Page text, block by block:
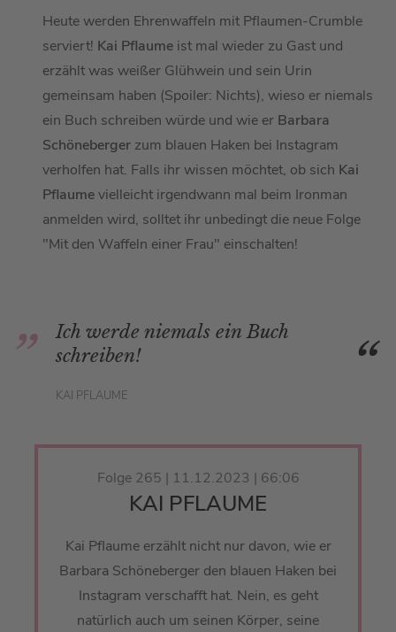
Heute werden Ehrenwaffeln mit Pflaumen-Crumble
serviert! Kai Pflaume ist mal wieder zu Gast und
erzählt was weißer Glühwein und sein Urin
gemeinsam haben (Spoiler: Nichts), wieso er niemals
ein Buch schreiben würde und wie er Barbara
Schöneberger zum blauen Haken bei Instagram
verholfen hat. Falls ihr wissen möchtet, ob sich Kai
Pflaumevielleicht irgendwann mal beim Ironman
anmelden wird, solltet ihr unbedingt die neue Folge
"Mit den Waffeln einer Frau" einschalten!
Ich werde niemals ein Buch
schreiben!
KAI PFLAUME
Folge 265 | 11.12.2023 | 66:06
KAI PFLAUME
Kai Pflaume erzählt nicht nur davon, wie er
Barbara Schöneberger den blauen Haken bei
Instagram verschafft hat. Nein, es geht
natürlich auch um seinen Körper, seine